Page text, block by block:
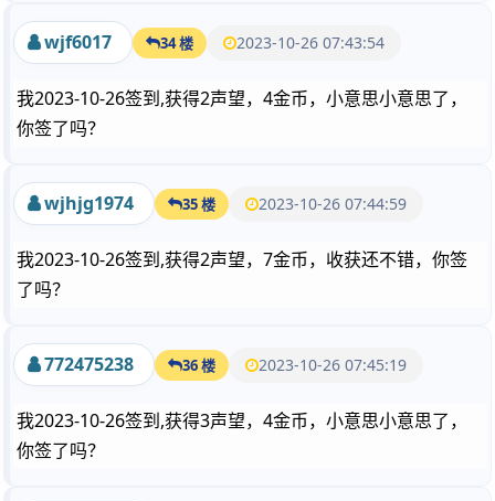
wjf6017 34 楼 2023-10-26 07:43:54
我2023-10-26签到,获得2声望，4金币，小意思小意思了，
你签了吗？
wjhjg1974 35 楼 2023-10-26 07:44:59
我2023-10-26签到,获得2声望，7金币，收获还不错，你签
了吗？
772475238 36 楼 2023-10-26 07:45:19
我2023-10-26签到,获得3声望，4金币，小意思小意思了，
你签了吗？